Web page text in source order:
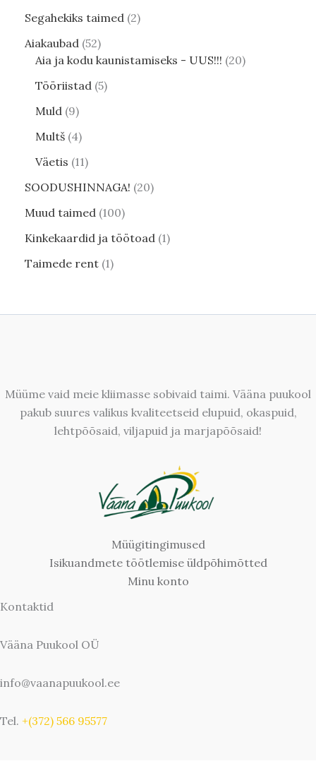
Segahekiks taimed 2
Aiakaubad 52
Aia ja kodu kaunistamiseks - UUS!!! 20
Tööriistad 5
Muld 9
Multš 4
Väetis 11
SOODUSHINNAGA! 20
Muud taimed 100
Kinkekaardid ja töötoad 1
Taimede rent 1
Müüme vaid meie kliimasse sobivaid taimi. Vääna puukool
pakub suures valikus kvaliteetseid elupuid, okaspuid,
lehtpõõsaid, viljapuid ja marjapõõsaid!
Müügitingimused
Isikuandmete töötlemise üldpõhimõtted
Minu konto
Kontaktid
Vääna Puukool OÜ
info@vaanapuukool.ee
Tel. +(372) 566 95577